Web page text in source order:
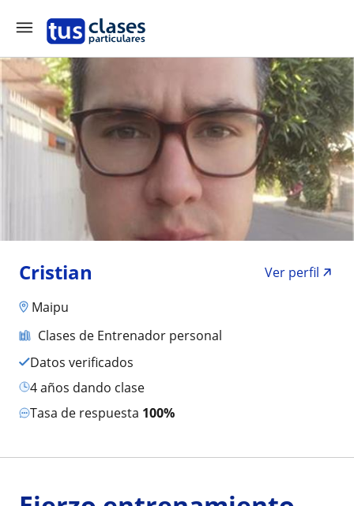
Cristian
Ver perfil
Maipu
Clases de Entrenador personal
Datos verificados
4 años dando clase
Tasa de respuesta 100%